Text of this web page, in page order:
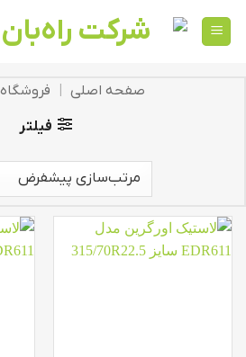
صفحه اصلی
فروشگاه
فیلتر